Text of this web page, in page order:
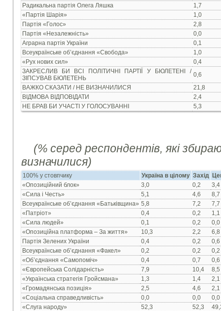
Радикальна партія Олега Ляшка
1,7
«Партія Шарія»
1,0
Партія «Голос»
2,8
Партія «Незалежність»
0,0
Аграрна партія України
0,1
Всеукраїнське об’єднання «Свобода»
1,0
«Рух нових сил»
0,4
ЗАКРЕСЛИВ БИ ВСІ ПОЛІТИЧНІ ПАРТІЇ У БЮЛЕТЕНІ /
ЗІПСУВАВ БЮЛЕТЕНЬ
0,6
ВАЖКО СКАЗАТИ / НЕ ВИЗНАЧИЛИСЯ
21,8
ВІДМОВА ВІДПОВІДАТИ
2,4
НЕ БРАВ БИ УЧАСТІ У ГОЛОСУВАННІ
5,3
(% серед респондентів, які
визначилися)
100% у стовпчику Україна в цілому Захід
«Опозиційний блок»
3,0 0,2
3,4
«Сила і Честь»
5,1 4,6
8,7
Всеукраїнське об’єднання «Батьківщина» 5,8 7,2
7,7
«Патріот»
0,4 0,2
1,1
«Сила людей»
0,1 0,2
0,0
«Опозиційна платформа – За життя»
10,3 2,2
6,8
Партія Зелених України
0,4 0,2
0,6
Всеукраїнське об’єднання «Факел»
0,2 0,2
0,2
«Об’єднання «Самопоміч»
0,4 0,7
0,6
«Європейська Солідарність»
7,9 10,4
8,5
«Українська стратегія Гройсмана»
1,3 1,4
2,1
«Громадянська позиція»
2,5 4,6
2,1
«Соціальна справедливість»
0,0 0,0
0,0
«Слуга народу»
52,3 52,3